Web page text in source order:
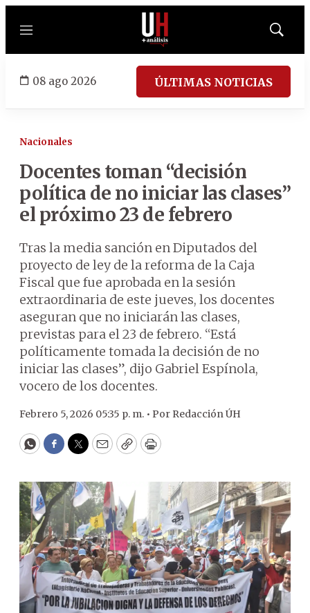
Menú
Mostrar
08 ago 2026 ÚLTIMAS NOTICIAS
Nacionales
Docentes toman “decisión
política de no iniciar las clases”
el próximo 23 de febrero
Tras la media sanción en Diputados del
proyecto de ley de la reforma de la Caja
Fiscal que fue aprobada en la sesión
extraordinaria de este jueves, los docentes
aseguran que no iniciarán las clases,
previstas para el 23 de febrero. “Está
políticamente tomada la decisión de no
iniciar las clases”, dijo Gabriel Espínola,
vocero de los docentes.
Febrero 5, 2026 05:35 p. m. • Por Redacción ÚH
WhatsApp
Facebook
Twitter
EmailCopyPrint